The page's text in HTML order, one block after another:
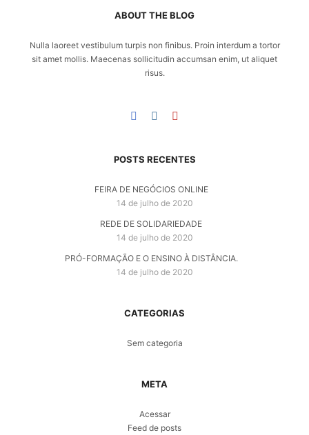
ABOUT THE BLOG
Nulla laoreet vestibulum turpis non finibus. Proin interdum a tortor
sit amet mollis. Maecenas sollicitudin accumsan enim, ut aliquet
risus.
POSTS RECENTES
FEIRA DE NEGÓCIOS ONLINE
14 de julho de 2020
REDE DE SOLIDARIEDADE
14 de julho de 2020
PRÓ-FORMAÇÃO E O ENSINO À DISTÂNCIA.
14 de julho de 2020
CATEGORIAS
Sem categoria
META
Acessar
Feed de posts